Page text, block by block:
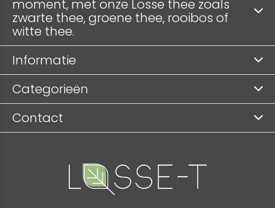
moment, met onze Losse thee zoals
zwarte thee, groene thee, rooibos of
witte thee.
Informatie
Categorieën
Contact